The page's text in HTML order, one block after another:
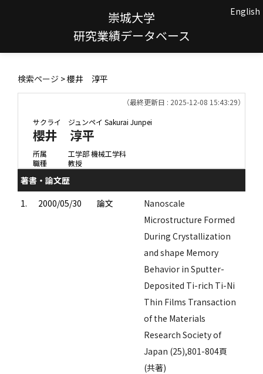
崇城大学
研究業績データベース
English
検索ページ > 櫻井 淳平
（最終更新日 : 2025-12-08 15:43:29）
サクライ ジュンペイ Sakurai Junpei
櫻井 淳平
所属
工学部 機械工学科
職種
教授
著書・論文歴
1.
2000/05/30 論文
Nanoscale
Microstructure Formed
During Crystallization
and shape Memory
Behavior in Sputter-
Deposited Ti-rich Ti-Ni
Thin Films Transaction
of the Materials
Research Society of
Japan (25),801-804頁
(共著)